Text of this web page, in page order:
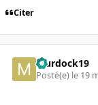
Citer
Murdock19
Posté(e) le 19